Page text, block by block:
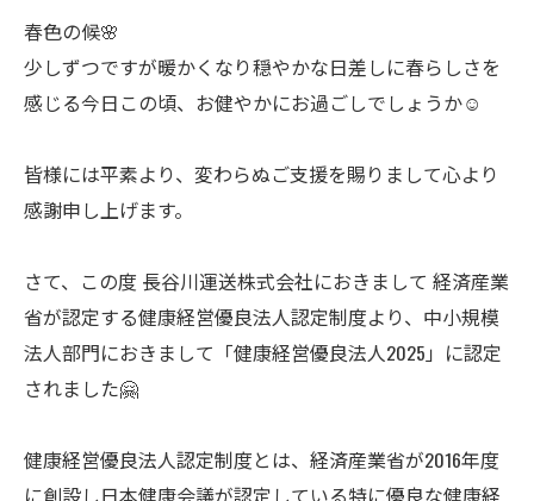
春色の候🌸
少しずつですが暖かくなり穏やかな日差しに春らしさを
感じる今日この頃、お健やかにお過ごしでしょうか☺️
皆様には平素より、変わらぬご支援を賜りまして心より
感謝申し上げます。
さて、この度 長谷川運送株式会社におきまして 経済産業
省が認定する健康経営優良法人認定制度より、中小規模
法人部門におきまして「健康経営優良法人2025」に認定
されました🤗
健康経営優良法人認定制度とは、経済産業省が2016年度
に創設し日本健康会議が認定している特に優良な健康経